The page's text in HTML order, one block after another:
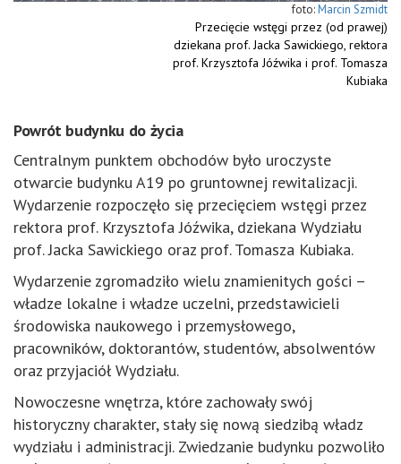
Marcin Szmidt
Przecięcie wstęgi przez (od prawej)
dziekana prof. Jacka Sawickiego, rektora
prof. Krzysztofa Jóźwika i prof. Tomasza
Kubiaka
Powrót budynku do życia
Centralnym punktem obchodów było uroczyste
otwarcie budynku A19 po gruntownej rewitalizacji.
Wydarzenie rozpoczęło się przecięciem wstęgi przez
rektora prof. Krzysztofa Jóźwika, dziekana Wydziału
prof. Jacka Sawickiego oraz prof. Tomasza Kubiaka.
Wydarzenie zgromadziło wielu znamienitych gości –
władze lokalne i władze uczelni, przedstawicieli
środowiska naukowego i przemysłowego,
pracowników, doktorantów, studentów, absolwentów
oraz przyjaciół Wydziału.
Nowoczesne wnętrza, które zachowały swój
historyczny charakter, stały się nową siedzibą władz
wydziału i administracji. Zwiedzanie budynku pozwoliło